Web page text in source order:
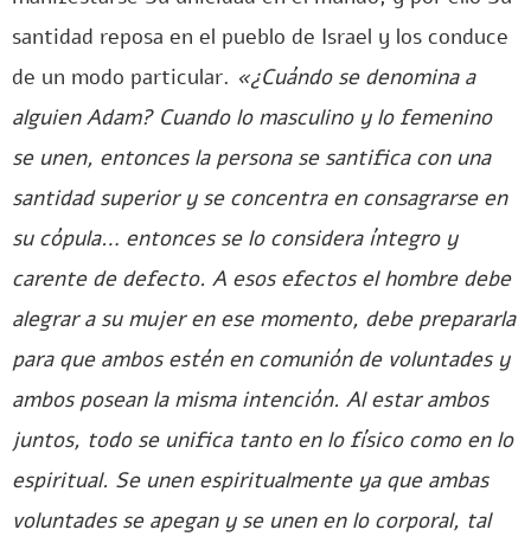
santidad reposa en el pueblo de Israel y los conduce
de un modo particular. «¿Cuándo se denomina a
alguien Adam? Cuando lo masculino y lo femenino
se unen, entonces la persona se santifica con una
santidad superior y se concentra en consagrarse en
su cópula… entonces se lo considera íntegro y
carente de defecto. A esos efectos el hombre debe
alegrar a su mujer en ese momento, debe prepararla
para que ambos estén en comunión de voluntades y
ambos posean la misma intención. Al estar ambos
juntos, todo se unifica tanto en lo físico como en lo
espiritual. Se unen espiritualmente ya que ambas
voluntades se apegan y se unen en lo corporal, tal